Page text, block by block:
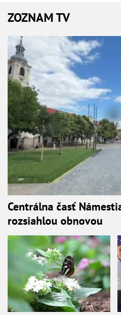
ZOZNAM TV
Centrálna časť
rozsiahlou obnovou